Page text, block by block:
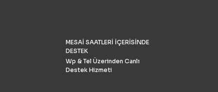
MESAİ SAATLERİ İÇERİSİNDE
DESTEK
Wp & Tel Üzerinden Canlı
Destek Hizmeti